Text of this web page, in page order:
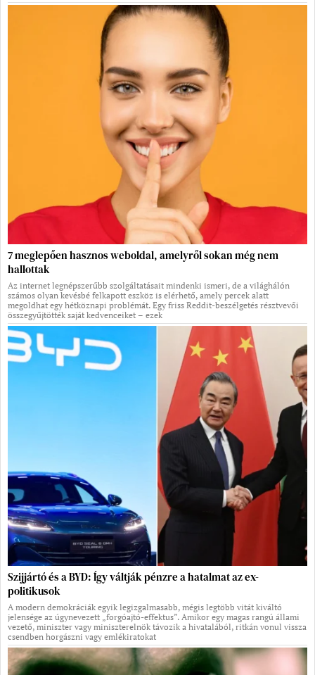
7 meglepően hasznos weboldal, amelyről sokan még nem
hallottak
Az internet legnépszerűbb szolgáltatásait mindenki ismeri, de a világhálón
számos olyan kevésbé felkapott eszköz is elérhető, amely percek alatt
megoldhat egy hétköznapi problémát. Egy friss Reddit-beszélgetés résztvevői
összegyűjtötték saját kedvenceiket – ezek
Szijjártó és a BYD: Így váltják pénzre a hatalmat az ex-
politikusok
A modern demokráciák egyik legizgalmasabb, mégis legtöbb vitát kiváltó
jelensége az úgynevezett „forgóajtó-effektus”. Amikor egy magas rangú állami
vezető, miniszter vagy miniszterelnök távozik a hivatalából, ritkán vonul vissza
csendben horgászni vagy emlékiratokat